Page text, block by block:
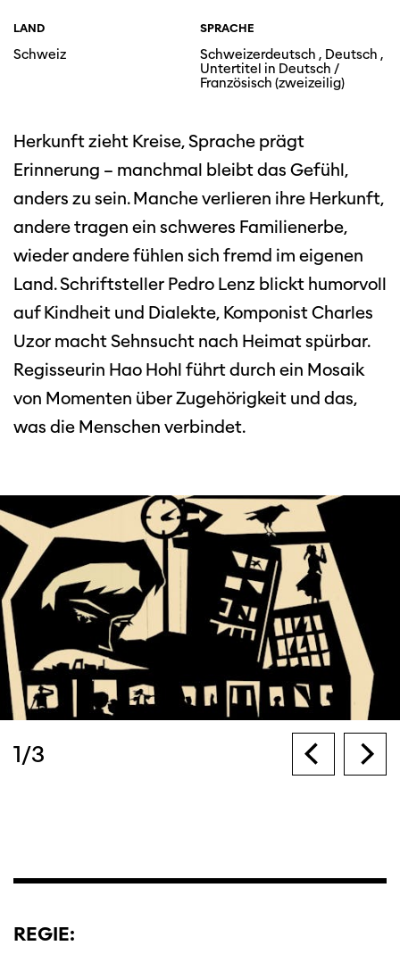
LAND
Schweiz
SPRACHE
Schweizerdeutsch , Deutsch ,
Untertitel in Deutsch /
Französisch (zweizeilig)
Herkunft zieht Kreise, Sprache prägt
Erinnerung – manchmal bleibt das Gefühl,
anders zu sein. Manche verlieren ihre Herkunft,
andere tragen ein schweres Familienerbe,
wieder andere fühlen sich fremd im eigenen
Land. Schriftsteller Pedro Lenz blickt humorvoll
auf Kindheit und Dialekte, Komponist Charles
Uzor macht Sehnsucht nach Heimat spürbar.
Regisseurin Hao Hohl führt durch ein Mosaik
von Momenten über Zugehörigkeit und das,
was die Menschen verbindet.
1/3
REGIE: